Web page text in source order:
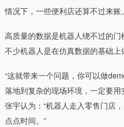
情况下，一些便利店还算不过来账。
高质量的数据是机器人绕不过的门
不少机器人是在仿真数据的基础上
“这就带来一个问题，你可以做
落地到复杂的现场环境，一定要用
张宇认为：“机器人走入零售门店
点点时间。”